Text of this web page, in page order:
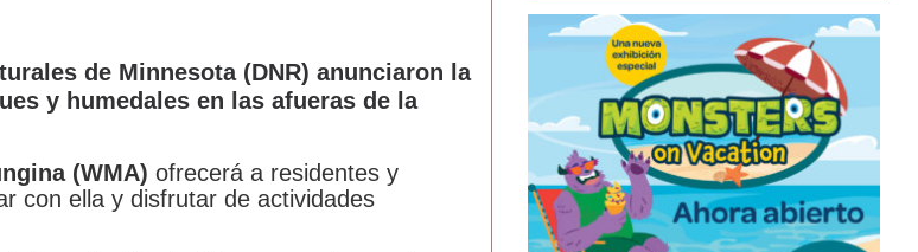
de Minnesota (DNR) anunciaron la
y humedales en las afueras de la
(WMA) ofrecerá a residentes y
con ella y disfrutar de actividades